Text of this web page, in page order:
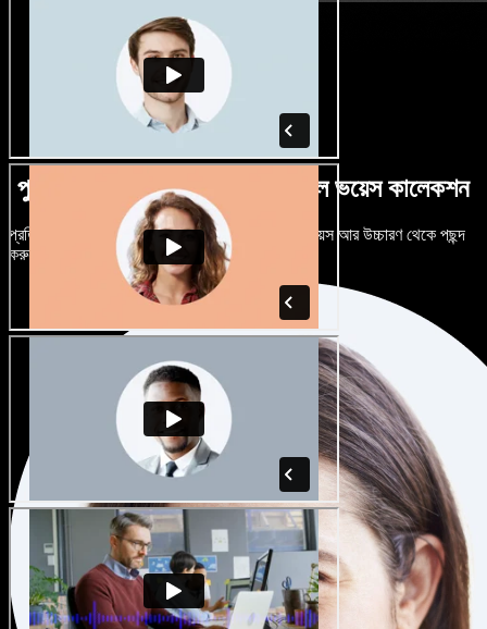
পুরুষ-নারী ভেদে নানান উচ্চারণে বিশাল ভয়েস কালেকশন
প্রতিটি প্রজেক্টকে আলাদা শোনাতে দিন। শত শত AI ভয়েস আর উচ্চারণ থেকে পছন্দ
করুন, নিজের মতো টিউন করুন।